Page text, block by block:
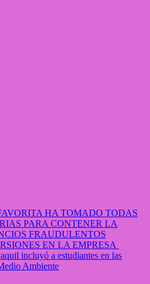
HA TOMADO TODAS
PARA CONTENER LA
FRAUDULENTOS
EN LA EMPRESA
incluyó a estudiantes en las
Ambiente